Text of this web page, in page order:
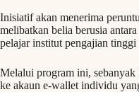
Inisiatif akan menerima
melibatkan belia berusia
pelajar institut pengajian tinggi
Melalui program ini,
ke akaun e-wallet individu